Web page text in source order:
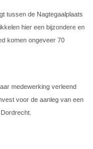
tussen de Nagtegaalplaats
hier een bijzondere en
komen ongeveer 70
medewerking verleend
voor de aanleg van een